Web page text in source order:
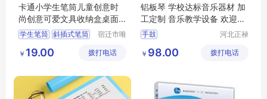
卡通小学生笔筒儿童创意时
尚创意可爱文具收纳盒桌面
办公功能女孩
学生笔筒 斜插式笔筒
宿舍抽屉笔筒
宿迁市唯
有限公司
￥ 19.00 拨打电话
铝板琴 学校达标音乐器材 加
工定制 音乐教学设备 欢迎来
电详询
手鼓
音乐教学设备
河北正禄
制造有限
￥ 98.00 拨打电话